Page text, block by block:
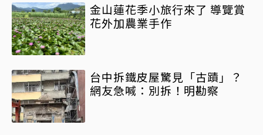
金山蓮花季小旅行來了 導覽賞
花外加農業手作
台中拆鐵皮屋驚見「古蹟」？
網友急喊：別拆！明勘察